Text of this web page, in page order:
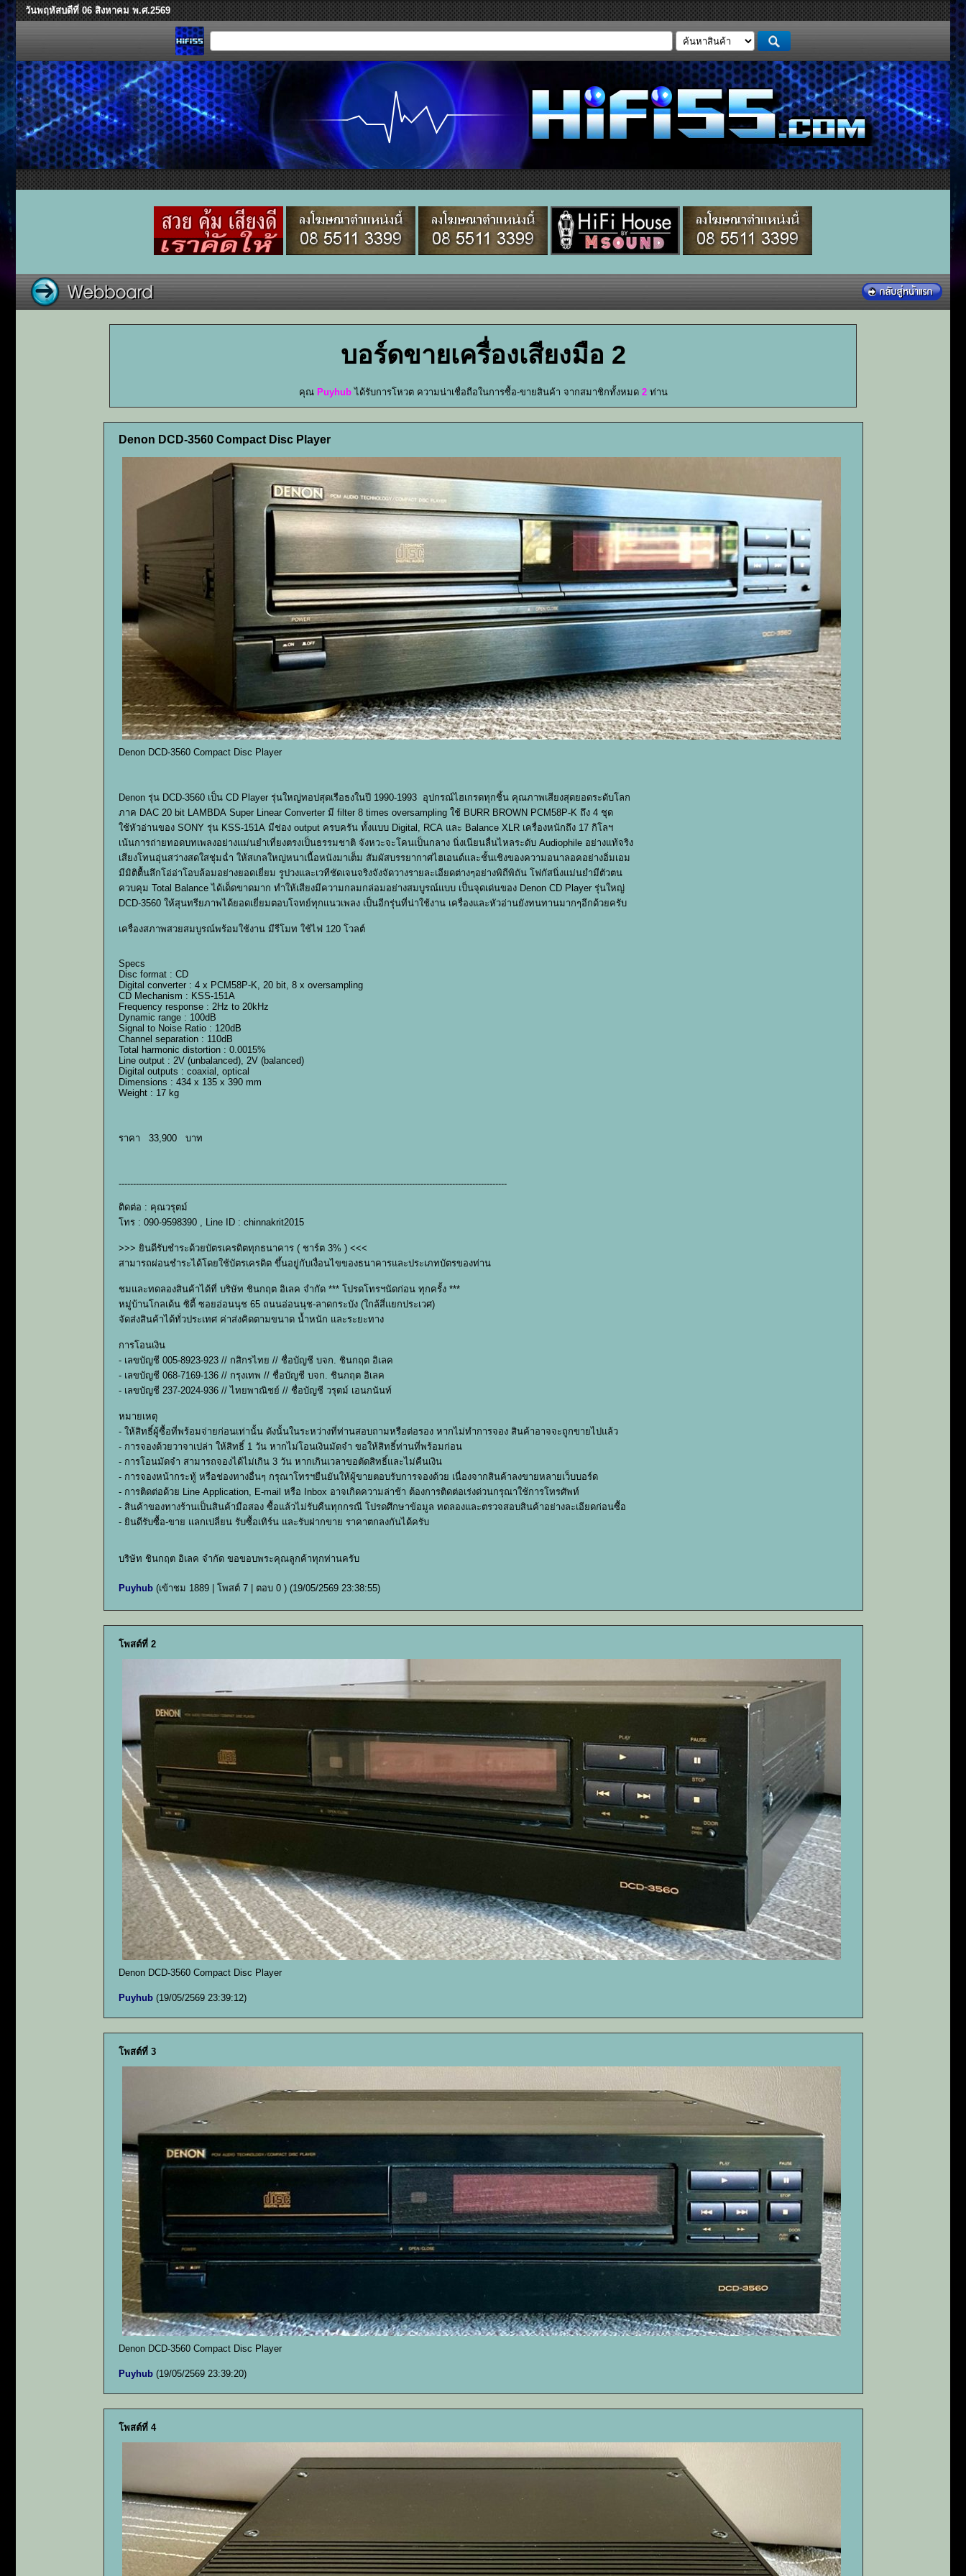
วันพฤหัสบดีที่ 06 สิงหาคม พ.ศ.2569
บอร์ดขายเครื่องเสียงมือ 2
คุณ Puyhubได้รับการโหวต ความน่าเชื่อถือในการซื้อ-ขายสินค้า จากสมาชิกทั้งหมด 2ท่าน
Denon DCD-3560 Compact Disc Player
Denon DCD-3560 Compact Disc Player
Denon รุ่น DCD-3560 เป็น CD Player รุ่นใหญ่ทอปสุดเรือธงในปี 1990-1993 อุปกรณ์ไฮเกรดทุกชิ้น คุณภาพเสียงสุดยอดระดับโลก
ภาค DAC 20 bit LAMBDA Super Linear Converter มี filter 8 times oversampling ใช้ BURR BROWN PCM58P-K ถึง 4 ชุด
ใช้หัวอ่านของ SONY รุ่น KSS-151A มีช่อง output ครบครัน ทั้งแบบ Digital, RCA และ Balance XLR เครื่องหนักถึง 17 กิโลฯ
เน้นการถ่ายทอดบทเพลงอย่างแม่นยำเที่ยงตรงเป็นธรรมชาติ จังหวะจะโคนเป็นกลาง นิ่งเนียนลื่นไหลระดับ Audiophile อย่างแท้จริง
เสียงโทนอุ่นสว่างสดใสชุ่มฉ่ำ ให้สเกลใหญ่หนาเนื้อหนังมาเต็ม สัมผัสบรรยากาศไฮเอนด์และชั้นเชิงของความอนาลอคอย่างอิ่มเอม
มีมิติตื้นลึกโอ่อ่าโอบล้อมอย่างยอดเยี่ยม รูปวงและเวทีชัดเจนจริงจังจัดวางรายละเอียดต่างๆอย่างพิถีพิถัน โฟกัสนิ่งแม่นยำมีตัวตน
ควบคุม Total Balance ได้เด็ดขาดมาก ทำให้เสียงมีความกลมกล่อมอย่างสมบูรณ์แบบ เป็นจุดเด่นของ Denon CD Player รุ่นใหญ่
DCD-3560 ให้สุนทรียภาพได้ยอดเยี่ยมตอบโจทย์ทุกแนวเพลง เป็นอีกรุ่นที่น่าใช้งาน เครื่องและหัวอ่านยังทนทานมากๆอีกด้วยครับ
เครื่องสภาพสวยสมบูรณ์พร้อมใช้งาน มีรีโมท ใช้ไฟ 120 โวลต์
Specs
Disc format : CD
Digital converter : 4 x PCM58P-K, 20 bit, 8 x oversampling
CD Mechanism : KSS-151A
Frequency response : 2Hz to 20kHz
Dynamic range : 100dB
Signal to Noise Ratio : 120dB
Channel separation : 110dB
Total harmonic distortion : 0.0015%
Line output : 2V (unbalanced), 2V (balanced)
Digital outputs : coaxial, optical
Dimensions : 434 x 135 x 390 mm
Weight : 17 kg
ราคา 33,900 บาท
---------------------------------------------------------------------------------------------------------------------------------------
ติดต่อ : คุณวรุตม์
โทร : 090-9598390 , Line ID : chinnakrit2015
>>> ยินดีรับชำระด้วยบัตรเครดิตทุกธนาคาร ( ชาร์ต 3% ) <<<
สามารถผ่อนชำระได้โดยใช้บัตรเครดิต ขึ้นอยู่กับเงื่อนไขของธนาคารและประเภทบัตรของท่าน
ชมและทดลองสินค้าได้ที่ บริษัท ชินกฤต อิเลค จำกัด *** โปรดโทรฯนัดก่อน ทุกครั้ง ***
หมู่บ้านโกลเด้น ซิตี้ ซอยอ่อนนุช 65 ถนนอ่อนนุช-ลาดกระบัง (ใกล้สี่แยกประเวศ)
จัดส่งสินค้าได้ทั่วประเทศ ค่าส่งคิดตามขนาด น้ำหนัก และระยะทาง
การโอนเงิน
- เลขบัญชี 005-8923-923 // กสิกรไทย // ชื่อบัญชี บจก. ชินกฤต อิเลค
- เลขบัญชี 068-7169-136 // กรุงเทพ // ชื่อบัญชี บจก. ชินกฤต อิเลค
- เลขบัญชี 237-2024-936 // ไทยพาณิชย์ // ชื่อบัญชี วรุตม์ เอนกนันท์
หมายเหตุ
- ให้สิทธิ์ผู้ซื้อที่พร้อมจ่ายก่อนเท่านั้น ดังนั้นในระหว่างที่ท่านสอบถามหรือต่อรอง หากไม่ทำการจอง สินค้าอาจจะถูกขายไปแล้ว
- การจองด้วยวาจาเปล่า ให้สิทธิ์ 1 วัน หากไม่โอนเงินมัดจำ ขอให้สิทธิ์ท่านที่พร้อมก่อน
- การโอนมัดจำ สามารถจองได้ไม่เกิน 3 วัน หากเกินเวลาขอตัดสิทธิ์และไม่คืนเงิน
- การจองหน้ากระทู้ หรือช่องทางอื่นๆ กรุณาโทรฯยืนยันให้ผู้ขายตอบรับการจองด้วย เนื่องจากสินค้าลงขายหลายเว็บบอร์ด
- การติดต่อด้วย Line Application, E-mail หรือ Inbox อาจเกิดความล่าช้า ต้องการติดต่อเร่งด่วนกรุณาใช้การโทรศัพท์
- สินค้าของทางร้านเป็นสินค้ามือสอง ซื้อแล้วไม่รับคืนทุกกรณี โปรดศึกษาข้อมูล ทดลองและตรวจสอบสินค้าอย่างละเอียดก่อนซื้อ
- ยินดีรับซื้อ-ขาย แลกเปลี่ยน รับซื้อเทิร์น และรับฝากขาย ราคาตกลงกันได้ครับ
บริษัท ชินกฤต อิเลค จำกัด ขอขอบพระคุณลูกค้าทุกท่านครับ
Puyhub(เข้าชม 1889 | โพสต์ 7 | ตอบ 0 ) (19/05/2569 23:38:55)
โพสต์ที่ 2
Denon DCD-3560 Compact Disc Player
Puyhub (19/05/2569 23:39:12)
โพสต์ที่ 3
Denon DCD-3560 Compact Disc Player
Puyhub (19/05/2569 23:39:20)
โพสต์ที่ 4